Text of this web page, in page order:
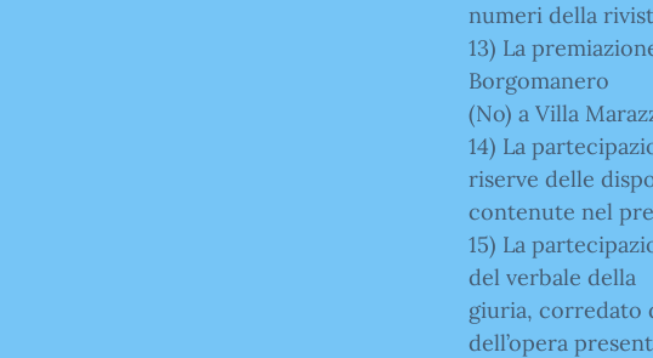
numeri della
13) La
Borgomanero
(No) a Villa
14) La
riserve delle
contenute nel
15) La
del verbale della
giuria, corredato
dell’opera